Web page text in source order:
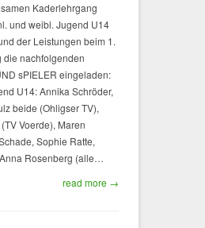
Kaderlehrgang
und weibl. Jugend U14
der Leistungen beim 1.
die nachfolgenden
sPIELER eingeladen:
U14: Annika Schröder,
beide (Ohligser TV),
Voerde), Maren
Sophie Ratte,
Rosenberg (alle…
read more →